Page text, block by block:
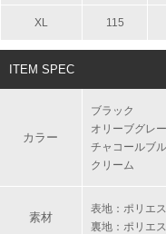
XL 115
ITEM SPEC
カラー
ブラック
オリーブグレー
チャコールブ
クリーム
素材
表地：ポリエ
裏地：ポリエ